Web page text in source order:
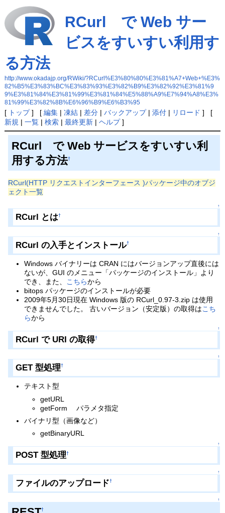
RCurl で Web サー
ビスをすいすい利用す
る方法
http://www.okadajp.org/RWiki/?RCurl%E3%80%80%E3%81%A7+Web+%E3%
82%B5%E3%83%BC%E3%83%93%E3%82%B9%E3%82%92%E3%81%9
9%E3%81%84%E3%81%99%E3%81%84%E5%88%A9%E7%94%A8%E3%
81%99%E3%82%8B%E6%96%B9%E6%B3%95
[ トップ] [ 編集| 凍結| 差分| バックアップ| 添付| リロード ] [
新規 | 一覧| 検索| 最終更新| ヘルプ]
RCurl で Web サービスをすいすい利
用する方法†
RCurl(HTTP リクエストインターフェース )パッケージ中のオブジ
ェクト一覧
↑
RCurl とは†
↑
RCurl の入手とインストール†
Windows バイナリーは CRAN にはバージョンアップ直後には
ないが、GUI のメニュー「パッケージのインストール」より
でき、また、
こちらから
bitops パッケージのインストールが必要
2009年5月30日現在 Windows 版の RCurl_0.97-3.zip は使用
できませんでした。 古いバージョン（安定版）の取得はこち
らから
↑
RCurl で URI の取得†
↑
GET 型処理†
テキスト型
getURL
getForm パラメタ指定
バイナリ型（画像など）
getBinaryURL
↑
POST 型処理†
↑
ファイルのアップロード†
↑
†